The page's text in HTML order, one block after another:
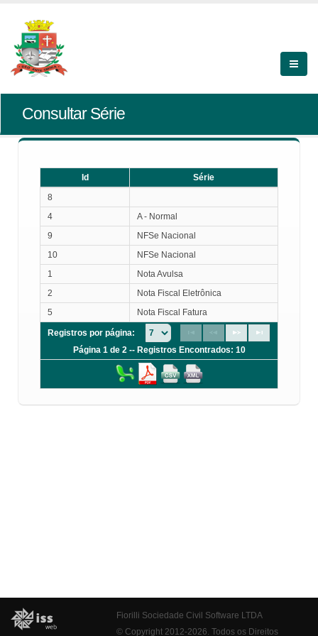
Consultar Série
Id
Série
8
4
A - Normal
9
NFSe Nacional
10
NFSe Nacional
1
Nota Avulsa
2
Nota Fiscal Eletrônica
5
Nota Fiscal Fatura
Registros por página:
Página 1 de 2 -- Registros Encontrados: 10
Fiorilli Sociedade Civil Software LTDA
© Copyright 2012-2026. Todos os Direitos